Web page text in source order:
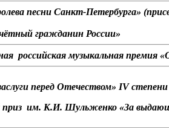
песни Санкт-Петербурга»
гражданин России»
российская музыкальная
перед Отечеством» IV
им. К.И. Шульженко «За